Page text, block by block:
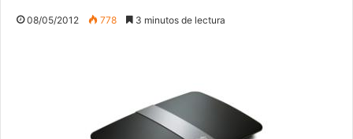
08/05/2012 778 3 minutos de lectura